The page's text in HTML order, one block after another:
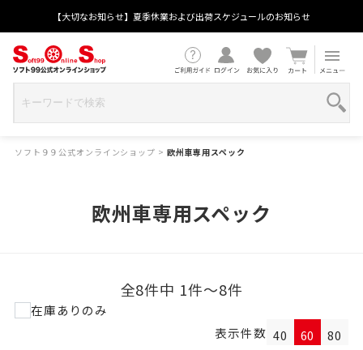
【大切なお知らせ】夏季休業および出荷スケジュールのお知らせ
ソフト９９公式オンラインショップ > 欧州車専用スペック
欧州車専用スペック
全8件中 1件～8件
在庫ありのみ
表示件数 40 60 80